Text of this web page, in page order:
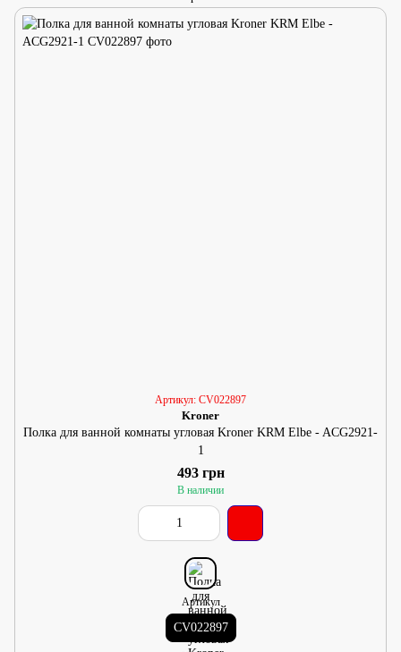
Артикул: CV022897
Kroner
Полка для ванной комнаты угловая Kroner KRM Elbe - ACG2921-
1
493 грн
В наличии
Артикул
CV022897